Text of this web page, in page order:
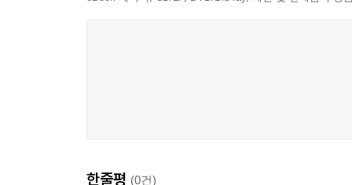
한줄평 (0건)